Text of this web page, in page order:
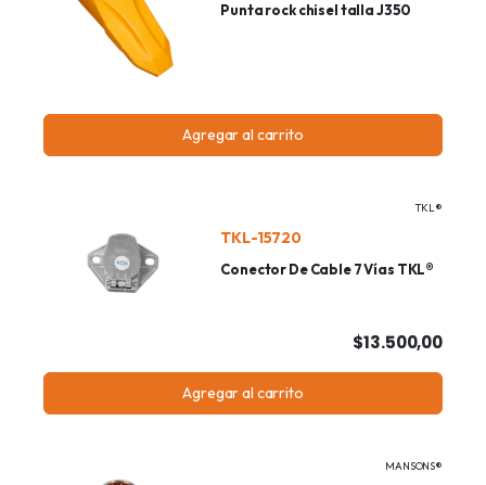
Punta rock chisel talla J350
Agregar al carrito
TKL®
TKL-15720
Conector De Cable 7 Vías TKL®
$13.500,00
Agregar al carrito
MANSONS®